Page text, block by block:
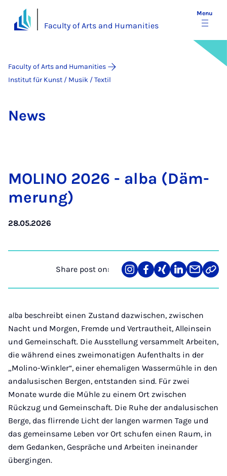
Faculty of Arts and Humanities
Menu
Faculty of Arts and Humanities
Institut für Kunst / Musik / Textil
News
MOLINO 2026 - al­ba (Däm­
mer­ung)
28.05.2026
Share post on:
Share
on
Teilen
auf
Teilen
auf
Teilen
auf
Teilen
über
Link
alba beschreibt einen Zustand dazwischen, zwischen
Nacht und Morgen, Fremde und Vertrautheit, Alleinsein
und Gemeinschaft. Die Ausstellung versammelt Arbeiten,
die während eines zweimonatigen Aufenthalts in der
„Molino-Winkler“, einer ehemaligen Wassermühle in den
andalusischen Bergen, entstanden sind. Für zwei
Monate wurde die Mühle zu einem Ort zwischen
Rückzug und Gemeinschaft. Die Ruhe der andalusischen
Berge, das flirrende Licht der langen warmen Tage und
das gemeinsame Leben vor Ort schufen einen Raum, in
dem Gedanken, Gespräche und Arbeiten ineinander
übergingen.